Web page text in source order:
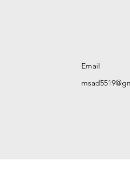
Email